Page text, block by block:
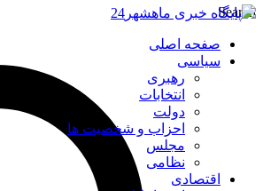
Search
صفحه اصلی
سیاسی
رهبری
انتخابات
دولت
احزاب و شخصیت ها
مجلس
نظامی
اقتصادی